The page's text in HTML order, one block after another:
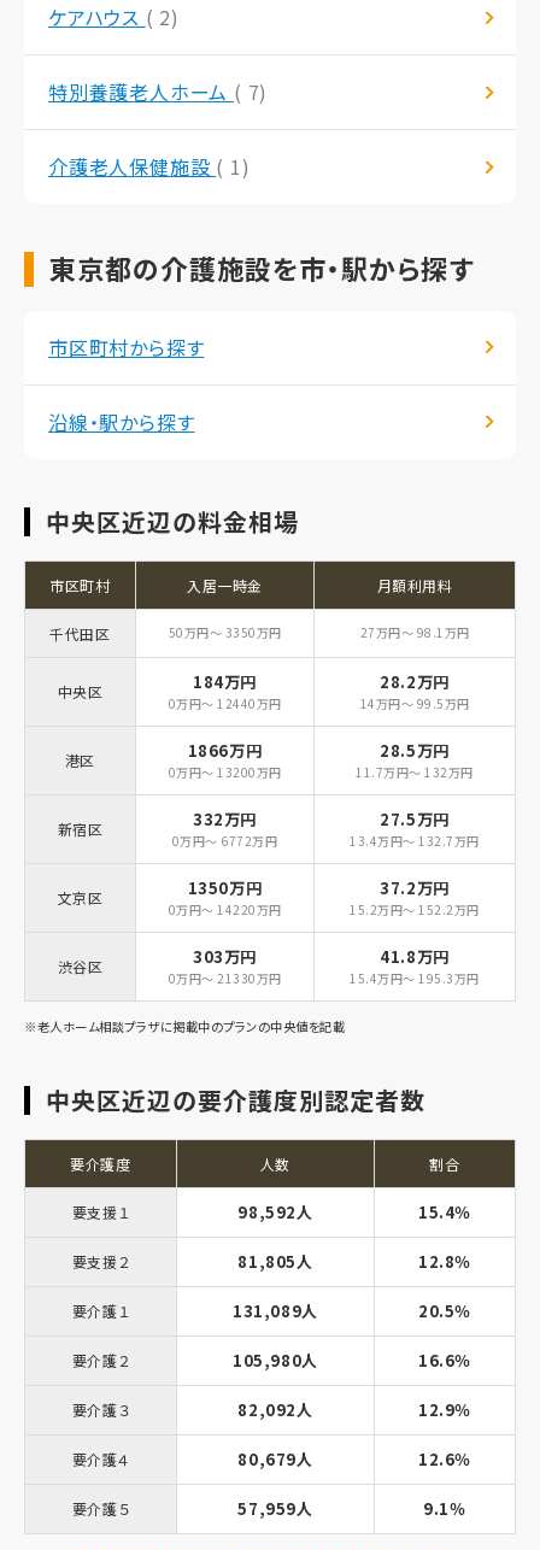
ケアハウス ( 2)
特別養護老人ホーム ( 7)
介護老人保健施設 ( 1)
東京都の介護施設を市・駅から探す
市区町村から探す
沿線・駅から探す
中央区近辺の料金相場
市区町村 入居一時金 月額利用料
千代田区 50万円～ 3350万円 27万円～ 98.1万円
中央区 184万円
0万円～ 12440万円
28.2万円
14万円～ 99.5万円
港区 1866万円
0万円～ 13200万円
28.5万円
11.7万円～ 132万円
新宿区 332万円
0万円～ 6772万円
27.5万円
13.4万円～ 132.7万円
文京区 1350万円
0万円～ 14220万円
37.2万円
15.2万円～ 152.2万円
渋谷区 303万円
0万円～ 21330万円
41.8万円
15.4万円～ 195.3万円
※老人ホーム相談プラザに掲載中のプランの中央値を記載
中央区近辺の要介護度別認定者数
要介護度 人数 割合
要支援１ 98,592人 15.4％
要支援２ 81,805人 12.8％
要介護１ 131,089人 20.5％
要介護２ 105,980人 16.6％
要介護３ 82,092人 12.9％
要介護４ 80,679人 12.6％
要介護５ 57,959人 9.1％